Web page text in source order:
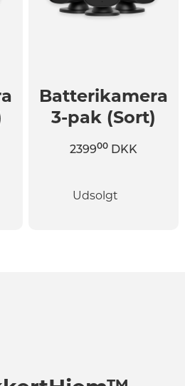
Batterikamera
3-pak (Sort)
239900 DKK
Udsolgt